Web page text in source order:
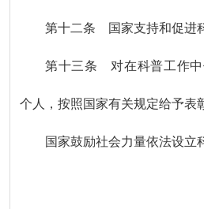
第十二条 国家支持和促进
第十三条 对在科普工作中
个人，按照国家有关规定给予表
国家鼓励社会力量依法设立